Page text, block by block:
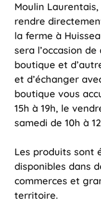
Moulin
rendre
la ferme à
sera l’occasion
boutique et
et d’échanger
boutique vous
15h à 19h, le
samedi de 10h à
Les produits sont
disponibles dans
commerces et
territoire.